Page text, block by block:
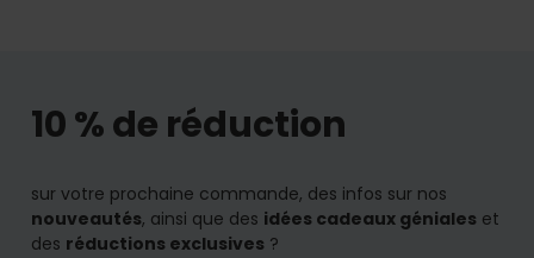
10 % de réduction
sur votre prochaine commande, des infos sur nos
nouveautés, ainsi que des idées cadeaux géniales et
des réductions exclusives ?